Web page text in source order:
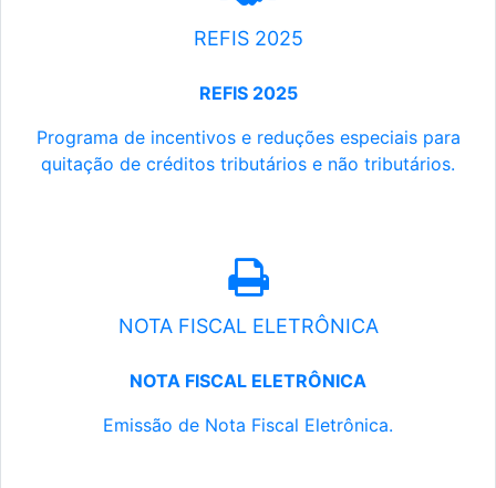
REFIS 2025
REFIS 2025
Programa de incentivos e reduções especiais para
quitação de créditos tributários e não tributários.
NOTA FISCAL ELETRÔNICA
NOTA FISCAL ELETRÔNICA
Emissão de Nota Fiscal Eletrônica.